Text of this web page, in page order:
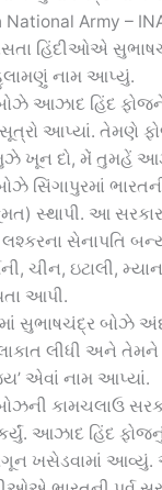
Army –
હિંદીઓએ
નામ આપ્યું.
આઝાદ હિંદ ફોજને
સૂત્રો આપ્યાં. તેમણે
ખૂન દો, મેં તુમહેં
સિંગાપુરમાં
સ્થાપી. આ
સેનાપતિ
ચીન, ઇટાલી,
આપી.
સુભાષચંદ્ર બોઝે
લીધી અને તેમને
એવાં નામ આપ્યાં.
કામચલાઉ
આઝાદ હિંદ
ખસેડવામાં